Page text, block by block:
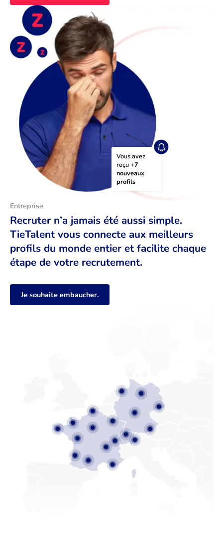
Vous avez
reçu +7
nouveaux
profils
Entreprise
Recruter n’a jamais été aussi simple.
TieTalent vous connecte aux meilleurs
profils du monde entier et facilite chaque
étape de votre recrutement.
Je souhaite embaucher.